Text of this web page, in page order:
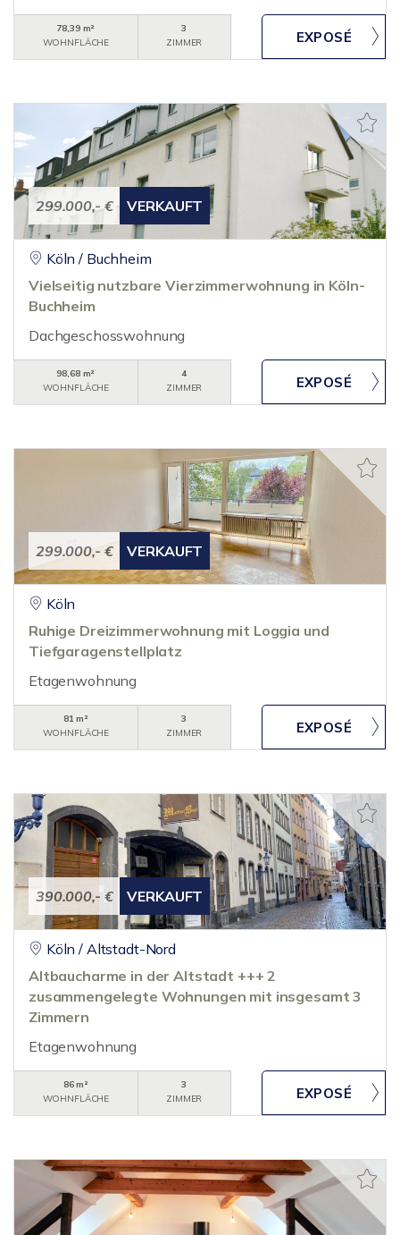
78,39 m²
WOHNFLÄCHE
3
ZIMMER
299.000,- € VERKAUFT
Köln / Buchheim
Vielseitig nutzbare Vierzimmerwohnung in Köln-
Buchheim
Dachgeschosswohnung
98,68 m²
WOHNFLÄCHE
4
ZIMMER
299.000,- € VERKAUFT
Köln
Ruhige Dreizimmerwohnung mit Loggia und
Tiefgaragenstellplatz
Etagenwohnung
81 m²
WOHNFLÄCHE
3
ZIMMER
390.000,- € VERKAUFT
Köln / Altstadt-Nord
Altbaucharme in der Altstadt +++ 2
zusammengelegte Wohnungen mit insgesamt 3
Zimmern
Etagenwohnung
86 m²
WOHNFLÄCHE
3
ZIMMER